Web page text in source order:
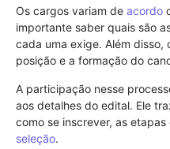
Os cargos variam de acordo
importante saber quais são
cada uma exige. Além disso,
posição e a formação do
A participação nesse
aos detalhes do edital. Ele
como se inscrever, as
seleção.